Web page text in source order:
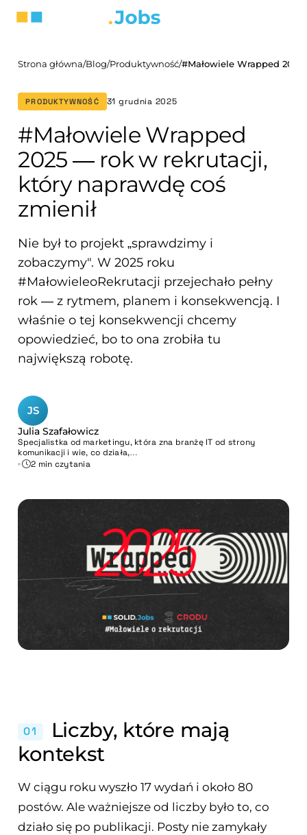
Strona główna/Blog/Produktywność/
PRODUKTYWNOŚĆ 31 grudnia 2025
#Małowiele Wrapped
2025 — rok w rekrutacji,
który naprawdę coś
zmienił
Nie był to projekt „sprawdzimy i
zobaczymy". W 2025 roku
#MałowieleoRekrutacji przejechało pełny
rok — z rytmem, planem i konsekwencją. I
właśnie o tej konsekwencji chcemy
opowiedzieć, bo to ona zrobiła tu
największą robotę.
JS
Julia Szafałowicz
Specjalistka od marketingu, która zna branżę IT od strony
komunikacji i wie, co działa,…
2 min czytania
01
Liczby, które mają
kontekst
W ciągu roku wyszło 17 wydań i około 80
postów. Ale ważniejsze od liczby było to, co
działo się po publikacji. Posty nie zamykały